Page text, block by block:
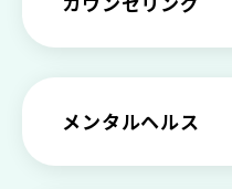
対処法せ
抑えられない時
【家庭内の嫌が
【子供が精神障
できる社会資源
心理カウンセリ
や実際の流れを
メンタルヘルス